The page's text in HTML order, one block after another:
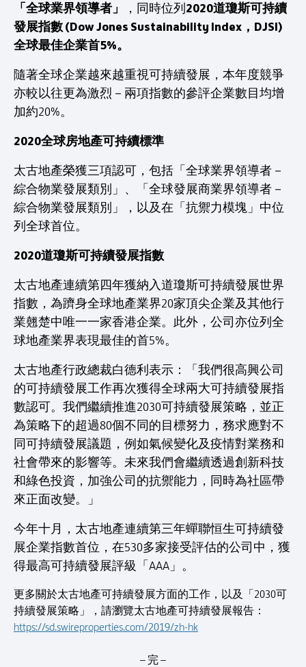
「全球業界領導者」 ，同時位列 2020道瓊斯可持續
發展指數 (Dow Jones Sustainability Index，DJSI)
全球最佳企業首5%。
隨著全球企業越來越重視可持續發展，本年度競爭
亦較以往更為激烈－兩項指數的參評企業數目均增
加約20%。
2020全球房地產可持續標準
太古地產榮獲三項認可，包括「全球業界領導者－
綜合物業發展類別」、「全球發展商業界領導者－
綜合物業發展類別」，以及在「抗禦力模塊」中位
列全球首位。
2020道瓊斯可持續發展指數
太古地產連續第四年獲納入道瓊斯可持續發展世界
指數，為躋身全球地產業界20家頂尖企業及其他行
業翹楚中唯一一家香港企業。此外，公司亦位列全
球地產業界表現最佳的首5%。
太古地產行政總裁白德利表示：「我們很高興公司
的可持續發展工作再次獲得全球兩大可持續發展指
數認可。我們繼續推進2030可持續發展策略，並正
為策略下的超過80個不同的目標努力，務求應對不
同可持續發展議題，例如氣候變化及疫情對業務和
社會帶來的影響等。未來我們會繼續透過創新科技
和綠色投資，加強公司的抗禦能力，同時為社區帶
來正面改變。」
今年十月，太古地產連續第三年蟬聯恒生可持續發
展企業指數首位，在530多家接受評估的公司中，獲
得最高可持續發展評級「AAA」。
更多關於太古地產可持續發展方面的工作，以及「2030可
持續發展策略」，請瀏覽太古地產可持續發展報告：
https://sd.swireproperties.com/2019/zh-hk
– 完 –